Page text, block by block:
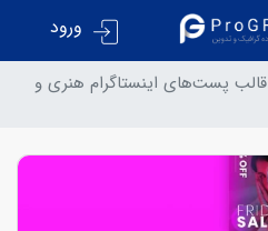
ورود
قالب پست‌های اینستاگرام هنری و